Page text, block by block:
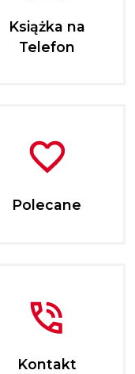
Książka na
Telefon
Polecane
Kontakt